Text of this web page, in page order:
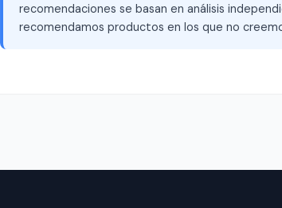
recomendaciones se basan en análisis
recomendamos productos en los que no